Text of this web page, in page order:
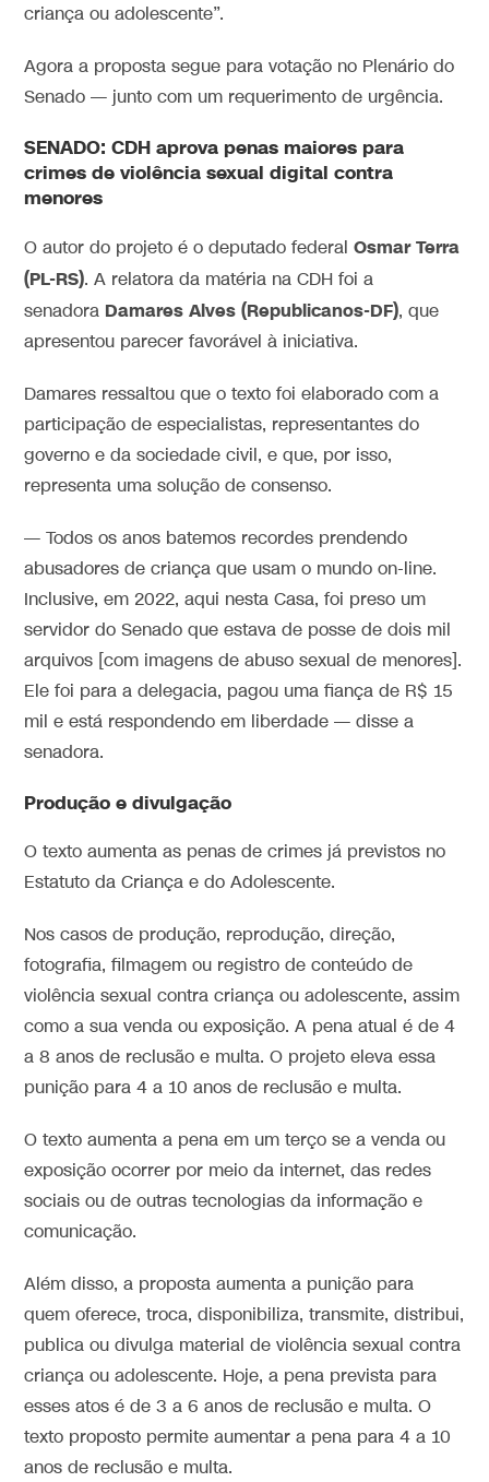
criança ou adolescente”.
Agora a proposta segue para votação no Plenário do
Senado — junto com um requerimento de urgência.
SENADO: CDH aprova penas maiores para
crimes de violência sexual digital contra
menores
O autor do projeto é o deputado federal Osmar Terra
(PL-RS). A relatora da matéria na CDH foi a
senadora Damares Alves (Republicanos-DF), que
apresentou parecer favorável à iniciativa.
Damares ressaltou que o texto foi elaborado com a
participação de especialistas, representantes do
governo e da sociedade civil, e que, por isso,
representa uma solução de consenso.
— Todos os anos batemos recordes prendendo
abusadores de criança que usam o mundo on-line.
Inclusive, em 2022, aqui nesta Casa, foi preso um
servidor do Senado que estava de posse de dois mil
arquivos [com imagens de abuso sexual de menores].
Ele foi para a delegacia, pagou uma fiança de R$ 15
mil e está respondendo em liberdade — disse a
senadora.
Produção e divulgação
O texto aumenta as penas de crimes já previstos no
Estatuto da Criança e do Adolescente.
Nos casos de produção, reprodução, direção,
fotografia, filmagem ou registro de conteúdo de
violência sexual contra criança ou adolescente, assim
como a sua venda ou exposição. A pena atual é de 4
a 8 anos de reclusão e multa. O projeto eleva essa
punição para 4 a 10 anos de reclusão e multa.
O texto aumenta a pena em um terço se a venda ou
exposição ocorrer por meio da internet, das redes
sociais ou de outras tecnologias da informação e
comunicação.
Além disso, a proposta aumenta a punição para
quem oferece, troca, disponibiliza, transmite, distribui,
publica ou divulga material de violência sexual contra
criança ou adolescente. Hoje, a pena prevista para
esses atos é de 3 a 6 anos de reclusão e multa. O
texto proposto permite aumentar a pena para 4 a 10
anos de reclusão e multa.